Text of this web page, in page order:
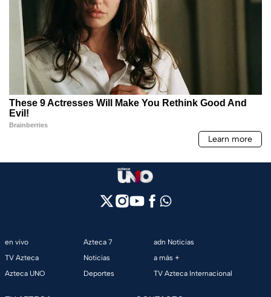
en vivo
TV Azteca
Azteca UNO
Azteca 7
Noticias
Deportes
adn Noticias
a más +
TV Azteca Internacional